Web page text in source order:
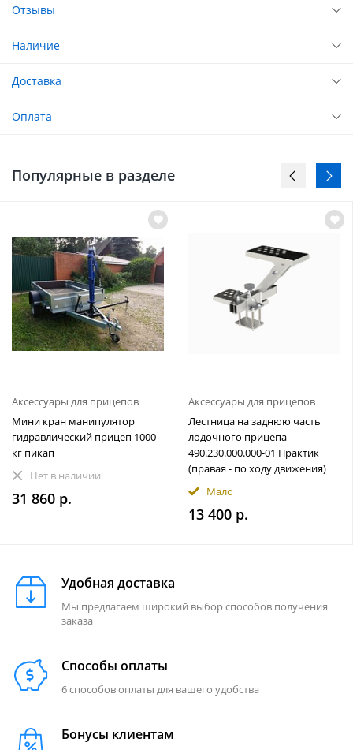
Отзывы
Наличие
Доставка
Оплата
Популярные в разделе
Аксессуары для прицепов
Мини кран манипулятор
гидравлический прицеп 1000
кг пикап
Нет в наличии
31 860 р.
Аксессуары для прицепов
Лестница на заднюю часть
лодочного прицепа
490.230.000.000-01 Практик
(правая - по ходу движения)
Мало
13 400 р.
Удобная доставка
Мы предлагаем широкий выбор способов получения
заказа
Способы оплаты
6 способов оплаты для вашего удобства
Бонусы клиентам